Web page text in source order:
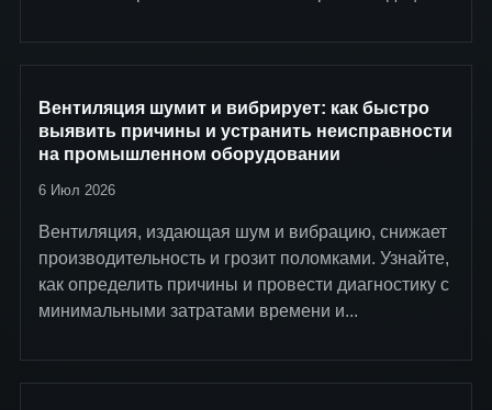
Вентиляция шумит и вибрирует: как быстро
выявить причины и устранить неисправности
на промышленном оборудовании
6 Июл 2026
Вентиляция, издающая шум и вибрацию, снижает
производительность и грозит поломками. Узнайте,
как определить причины и провести диагностику с
минимальными затратами времени и...